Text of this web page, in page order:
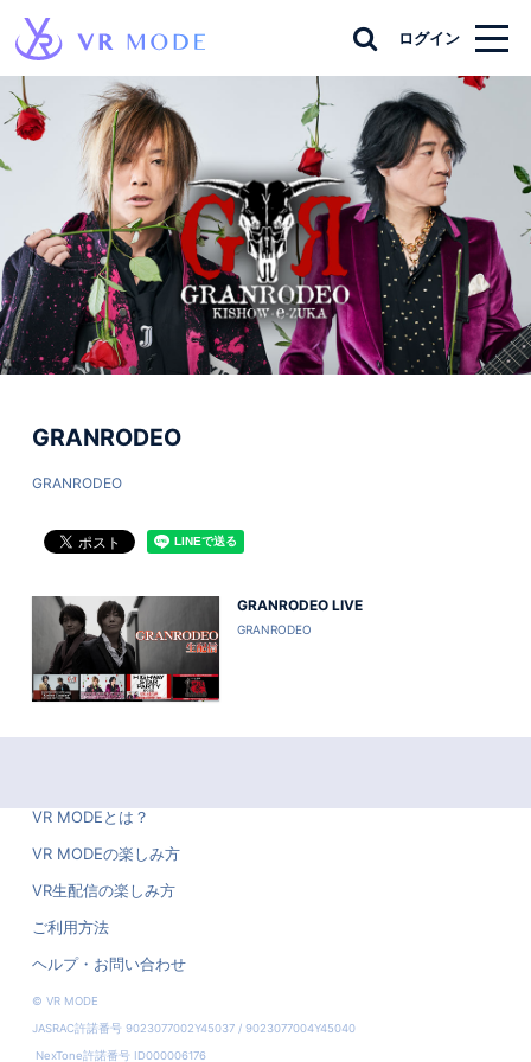
ログイン
GRANRODEO
GRANRODEO
GRANRODEO LIVE
GRANRODEO
VR MODEとは？
VR MODEの楽しみ方
VR生配信の楽しみ方
ご利用方法
ヘルプ・お問い合わせ
© VR MODE
JASRAC許諾番号 9023077002Y45037 / 9023077004Y45040
NexTone許諾番号 ID000006176